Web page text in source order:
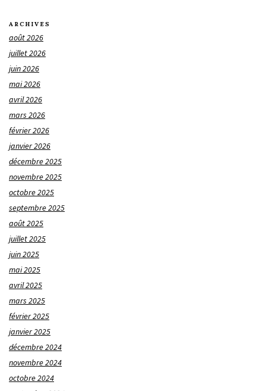
ARCHIVES
août 2026
juillet 2026
juin 2026
mai 2026
avril 2026
mars 2026
février 2026
janvier 2026
décembre 2025
novembre 2025
octobre 2025
septembre 2025
août 2025
juillet 2025
juin 2025
mai 2025
avril 2025
mars 2025
février 2025
janvier 2025
décembre 2024
novembre 2024
octobre 2024